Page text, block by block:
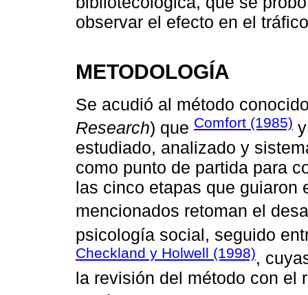
observar el efecto en el
METODOLOGÍA
Se acudió al método
Research) que Comfort (1985)
estudiado, analizado y
como punto de partida para
las cinco etapas que guiaron
mencionados retoman el
psicología social, seguido
Checkland y Holwell (1998),
la revisión del método con el